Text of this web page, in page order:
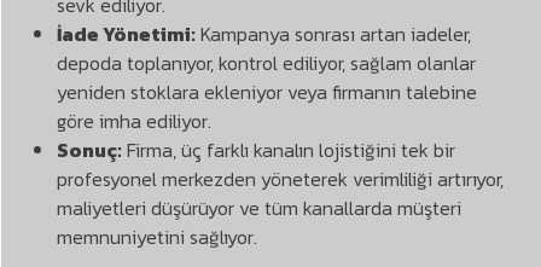
İade Yönetimi: Kampanya sonrası artan iadeler,
depoda toplanıyor, kontrol ediliyor, sağlam olanlar
yeniden stoklara ekleniyor veya firmanın talebine
göre imha ediliyor.
Sonuç: Firma, üç farklı kanalın lojistiğini tek bir
profesyonel merkezden yöneterek verimliliği artırıyor,
maliyetleri düşürüyor ve tüm kanallarda müşteri
memnuniyetini sağlıyor.